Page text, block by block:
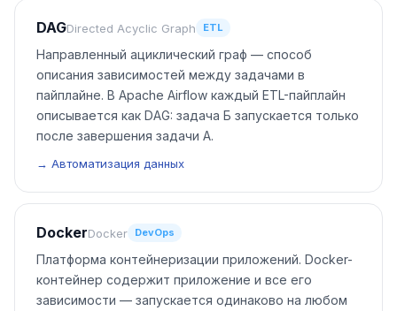
DAGDirected Acyclic Graph ETL
Направленный ациклический граф — способ
описания зависимостей между задачами в
пайплайне. В Apache Airflow каждый ETL-пайплайн
описывается как DAG: задача Б запускается только
после завершения задачи А.
→ Автоматизация данных
DockerDocker DevOps
Платформа контейнеризации приложений. Docker-
контейнер содержит приложение и все его
зависимости — запускается одинаково на любом